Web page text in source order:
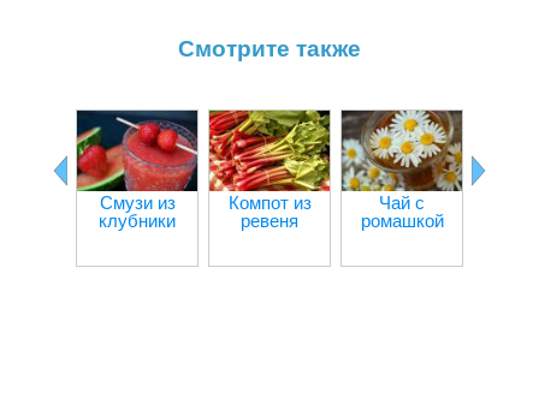
Смотрите также
Смузи из
клубники
Компот из
ревеня
Чай с
ромашкой